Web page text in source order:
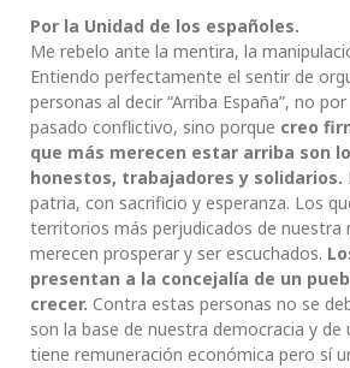
Por la Unidad de los españoles.
Me rebelo ante la mentira, la
Entiendo perfectamente el sentir de
personas al decir “Arriba España”, no
pasado conflictivo, sino porque creo
que más merecen estar arriba son
honestos, trabajadores y solidarios.
patria, con sacrificio y esperanza. Los
territorios más perjudicados de nuestra
merecen prosperar y ser escuchados.
presentan a la concejalía de un
crecer. Contra estas personas no se
son la base de nuestra democracia y
tiene remuneración económica pero sí